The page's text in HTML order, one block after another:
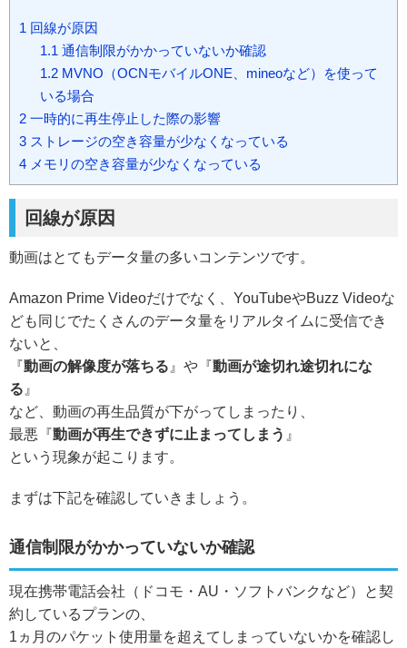
1 回線が原因
1.1 通信制限がかかっていないか確認
1.2MVNO（OCNモバイルONE、mineoなど）を使って
いる場合
2 一時的に再生停止した際の影響
3 ストレージの空き容量が少なくなっている
4 メモリの空き容量が少なくなっている
回線が原因
動画はとてもデータ量の多いコンテンツです。
Amazon Prime Videoだけでなく、YouTubeやBuzz Videoな
ども同じでたくさんのデータ量をリアルタイムに受信でき
ないと、
『動画の解像度が落ちる 』や『動画が途切れ途切れにな
る 』
など、動画の再生品質が下がってしまったり、
最悪『動画が再生できずに止まってしまう 』
という現象が起こります。
まずは下記を確認していきましょう。
通信制限がかかっていないか確認
現在携帯電話会社（ドコモ・AU・ソフトバンクなど）と契
約しているプランの、
1ヵ月のパケット使用量を超えてしまっていないかを確認し